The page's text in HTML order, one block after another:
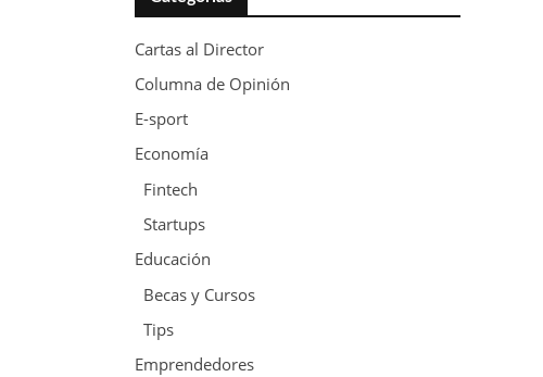
Cartas al Director
Columna de Opinión
E-sport
Economía
Fintech
Startups
Educación
Becas y Cursos
Tips
Emprendedores